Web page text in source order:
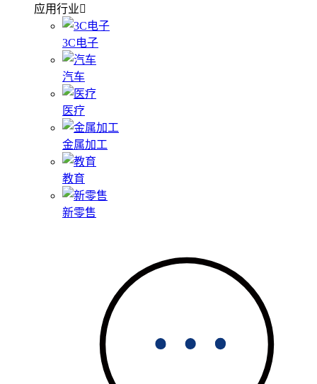
应用行业
3C电子
汽车
医疗
金属加工
教育
新零售